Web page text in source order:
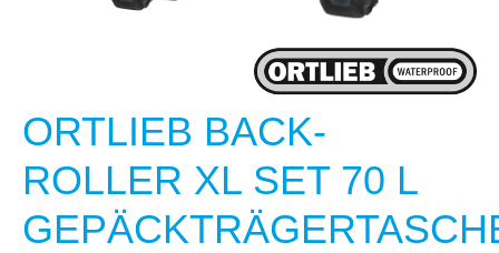
ORTLIEB BACK-
ROLLER XL SET 70 L